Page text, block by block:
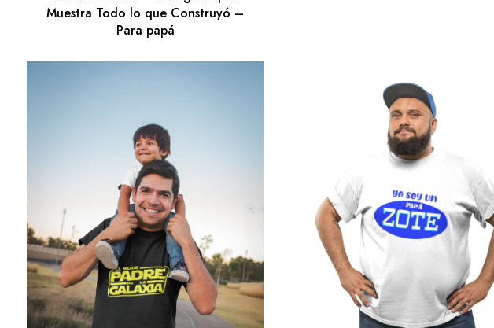
Muestra Todo lo que Construyó –
Para papá